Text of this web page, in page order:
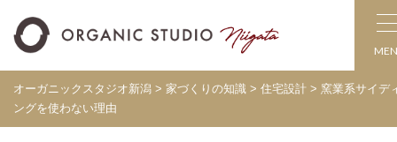
オーガニックスタジオ新潟 > 家づくりの知識 > 住宅設計 > 窯業系サイデ
ングを使わない理由